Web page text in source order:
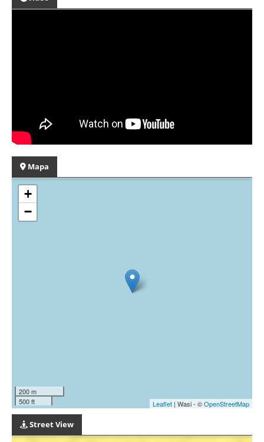
Mapa
+
−
200 m
500 ft
Leaflet | Wasi - ©OpenStreetMap
Street View